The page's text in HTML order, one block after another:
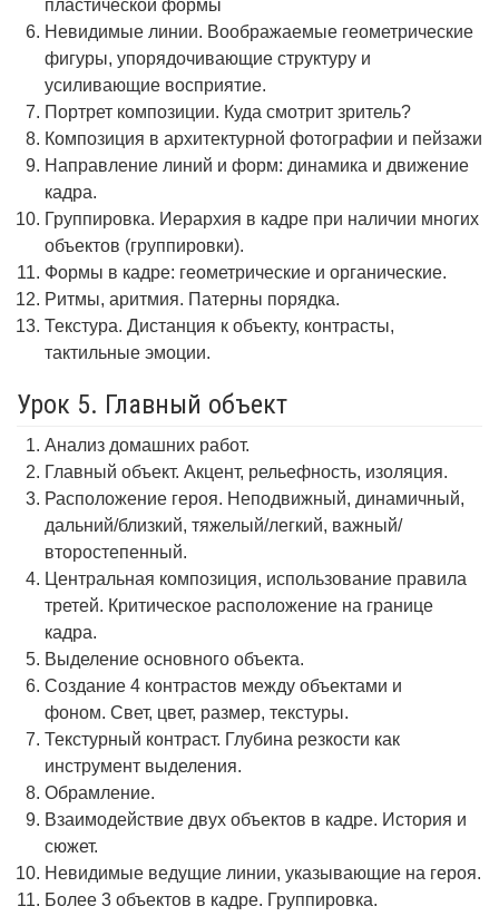
пластической формы
Невидимые линии. Воображаемые геометрические
фигуры, упорядочивающие структуру и
усиливающие восприятие.
Портрет композиции. Куда смотрит зритель?
Композиция в архитектурной фотографии и пейзажи
Направление линий и форм: динамика и движение
кадра.
Группировка. Иерархия в кадре при наличии многих
объектов (группировки).
Формы в кадре: геометрические и органические.
Ритмы, аритмия. Патерны порядка.
Текстура. Дистанция к объекту, контрасты,
тактильные эмоции.
Урок 5. Главный объект
Анализ домашних работ.
Главный объект. Акцент, рельефность, изоляция.
Расположение героя. Неподвижный, динамичный,
дальний/близкий, тяжелый/легкий, важный/
второстепенный.
Центральная композиция, использование правила
третей. Критическое расположение на границе
кадра.
Выделение основного объекта.
Создание 4 контрастов между объектами и
фоном. Свет, цвет, размер, текстуры.
Текстурный контраст. Глубина резкости как
инструмент выделения.
Обрамление.
Взаимодействие двух объектов в кадре. История и
сюжет.
Невидимые ведущие линии, указывающие на героя.
Более 3 объектов в кадре. Группировка.